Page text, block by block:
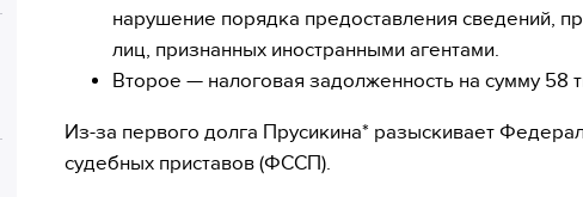
нарушение порядка предоставления сведений,
лиц, признанных иностранными агентами.
Второе — налоговая задолженность на сумму 58
Из-за первого долга Прусикина* разыскивает
судебных приставов (ФССП).